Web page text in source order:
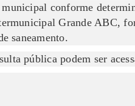
conforme
Grande ABC,
saneamento.
pública podem ser